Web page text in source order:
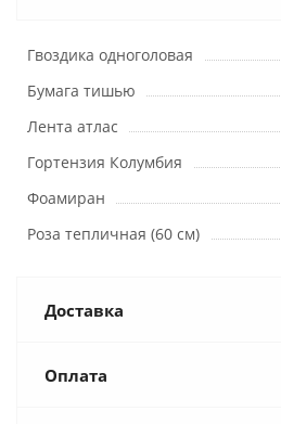
Гвоздика одноголовая
Бумага тишью
Лента атлас
Гортензия Колумбия
Фоамиран
Роза тепличная (60 см)
Доставка
Оплата